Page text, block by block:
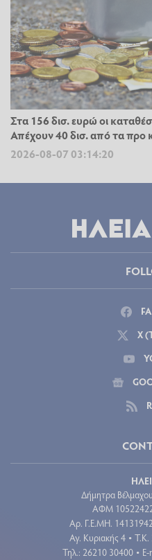
Στα 156 δισ. ευρώ οι
Απέχουν 40 δισ. από τα προ
2026-08-07 03:14:20
X
Δήμητρα
ΑΦΜ
Aρ. Γ.Ε.ΜΗ.
Αγ. Κυριακής 4 • Τ.Κ.
Τηλ.: 26210 30400 •